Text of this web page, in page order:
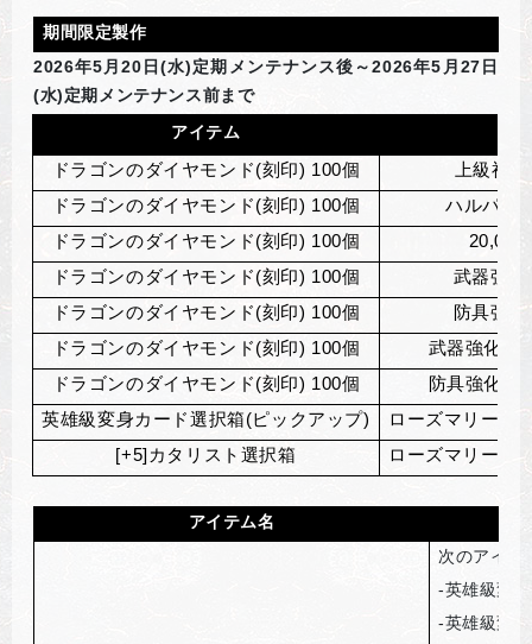
期間限定製作
2026年5月20日(水)定期メンテナンス後～2026年5月27日
(水)定期メンテナンス前まで
アイテム
ドラゴンのダイヤモンド(刻印) 100個
上級祝
ドラゴンのダイヤモンド(刻印) 100個
ハルパス
ドラゴンのダイヤモンド(刻印) 100個
ドラゴンのダイヤモンド(刻印) 100個
武器強化
ドラゴンのダイヤモンド(刻印) 100個
防具強
ドラゴンのダイヤモンド(刻印) 100個
武器強化の
ドラゴンのダイヤモンド(刻印) 100個
防具強化の
英雄級変身カード選択箱(ピックアップ)
ローズマリーの
[+5]カタリスト選択箱 ローズマリーの
アイテム名
次のアイテ
-英雄級変
-英雄級変